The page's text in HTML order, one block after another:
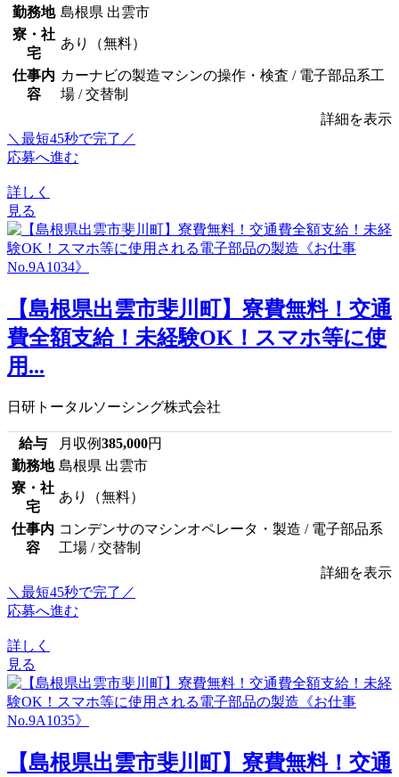
勤務地 島根県 出雲市
寮・社
宅
あり（無料）
仕事内
容
カーナビの製造マシンの操作・検査 / 電子部品系工
場 / 交替制
詳細を表示
＼最短45秒で完了／
応募へ進む
詳しく
見る
【島根県出雲市斐川町】寮費無料！交通
費全額支給！未経験OK！スマホ等に使
用...
日研トータルソーシング株式会社
給与 月収例385,000円
勤務地 島根県 出雲市
寮・社
宅
あり（無料）
仕事内
容
コンデンサのマシンオペレータ・製造 / 電子部品系
工場 / 交替制
詳細を表示
＼最短45秒で完了／
応募へ進む
詳しく
見る
【島根県出雲市斐川町】寮費無料！交通